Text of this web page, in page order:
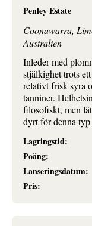
Penley Estate
Coonawarra,
Australien
Inleder med
stjälkighet trots
relativt frisk syra
tanniner.
filosofiskt, men
dyrt för denna
Lagringstid:
Poäng:
Lanseringsdatum:
Pris: